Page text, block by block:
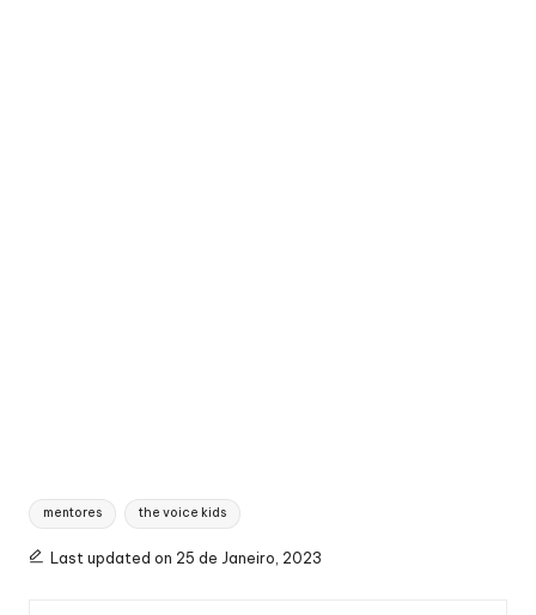
Tags:
mentores the voice kids
Last updated on 25 de Janeiro, 2023